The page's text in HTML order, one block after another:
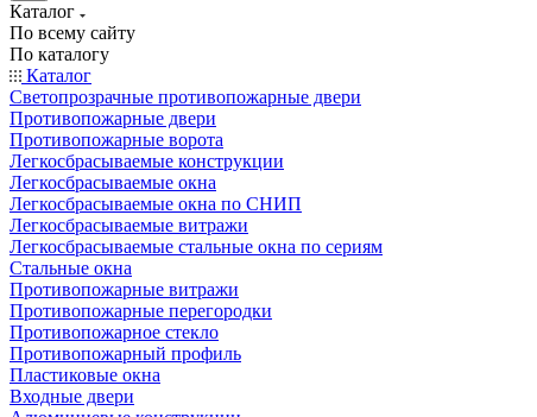
Каталог
По всему сайту
По каталогу
Каталог
Светопрозрачные противопожарные двери
Противопожарные двери
Противопожарные ворота
Легкосбрасываемые конструкции
Легкосбрасываемые окна
Легкосбрасываемые окна по СНИП
Легкосбрасываемые витражи
Легкосбрасываемые стальные окна по сериям
Стальные окна
Противопожарные витражи
Противопожарные перегородки
Противопожарное стекло
Противопожарный профиль
Пластиковые окна
Входные двери